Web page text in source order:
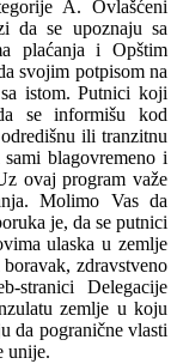
A. Ovlašćeni
da se upoznaju sa
plaćanja i Opštim
svojim potpisom na
istom. Putnici koji
se informišu kod
ili tranzitnu
blagovremeno i
ovaj program važe
Molimo Vas da
je, da se putnici
ulaska u zemlje
zdravstveno
stranici Delegacije
zemlje u koju
da pogranične vlasti
unije.